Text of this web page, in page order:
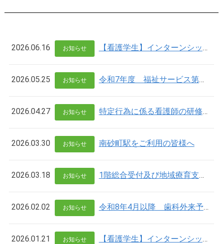
2026.06.16 お知らせ 【看護学生】インターンシップについて
2026.05.25 お知らせ 令和7年度 福祉サービス第三者評価
2026.04.27 お知らせ 特定行為に係る看護師の研修についてのお知らせとお願い
2026.03.30 お知らせ 南砂町駅をご利用の皆様へ
2026.03.18 お知らせ 1階総合受付及び地域療育支援室の土曜受付変更について
2026.02.02 お知らせ 令和8年4月以降 歯科外来予約受付の再開について
2026.01.21 お知らせ 【看護学生】インターンシップについて